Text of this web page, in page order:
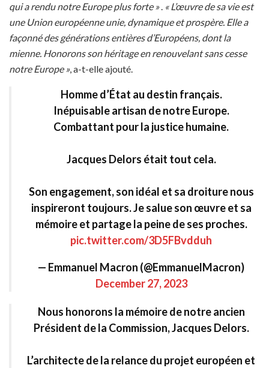
qui a rendu notre Europe plus forte ». « L’œuvre de sa vie est
une Union européenne unie, dynamique et prospère. Elle a
façonné des générations entières d’Européens, dont la
mienne. Honorons son héritage en renouvelant sans cesse
notre Europe », a-t-elle ajouté.
Homme d’État au destin français.
Inépuisable artisan de notre Europe.
Combattant pour la justice humaine.
Jacques Delors était tout cela.
Son engagement, son idéal et sa droiture nous
inspireront toujours. Je salue son œuvre et sa
mémoire et partage la peine de ses proches.
pic.twitter.com/3D5FBvdduh
— Emmanuel Macron (@EmmanuelMacron)
December 27, 2023
Nous honorons la mémoire de notre ancien
Président de la Commission, Jacques Delors.
L’architecte de la relance du projet européen et